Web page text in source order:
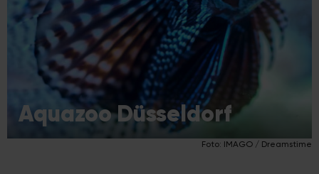
Aquazoo Düsseldorf
Foto: IMAGO / Dreamstime